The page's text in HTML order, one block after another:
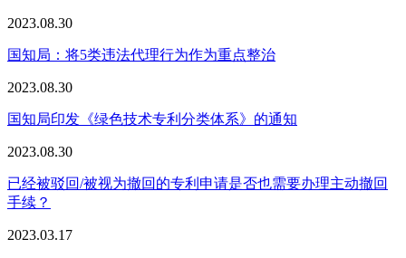
2023.08.30
国知局：将5类违法代理行为作为重点整治
2023.08.30
国知局印发《绿色技术专利分类体系》的通知
2023.08.30
已经被驳回/被视为撤回的专利申请是否也需要办理主动撤回
手续？
2023.03.17